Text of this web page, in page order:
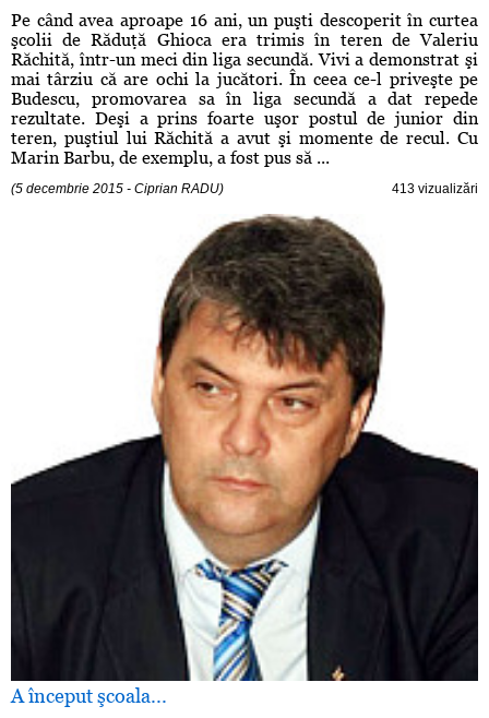
Pe când avea aproape 16 ani, un puşti descoperit în curtea
şcolii de Răduţă Ghioca era trimis în teren de Valeriu
Răchită, într-un meci din liga secundă. Vivi a demonstrat şi
mai târziu că are ochi la jucători. În ceea ce-l priveşte pe
Budescu, promovarea sa în liga secundă a dat repede
rezultate. Deşi a prins foarte uşor postul de junior din
teren, puştiul lui Răchită a avut şi momente de recul. Cu
Marin Barbu, de exemplu, a fost pus să ...
(5 decembrie 2015 - Ciprian RADU) 413 vizualizări
A început şcoala...